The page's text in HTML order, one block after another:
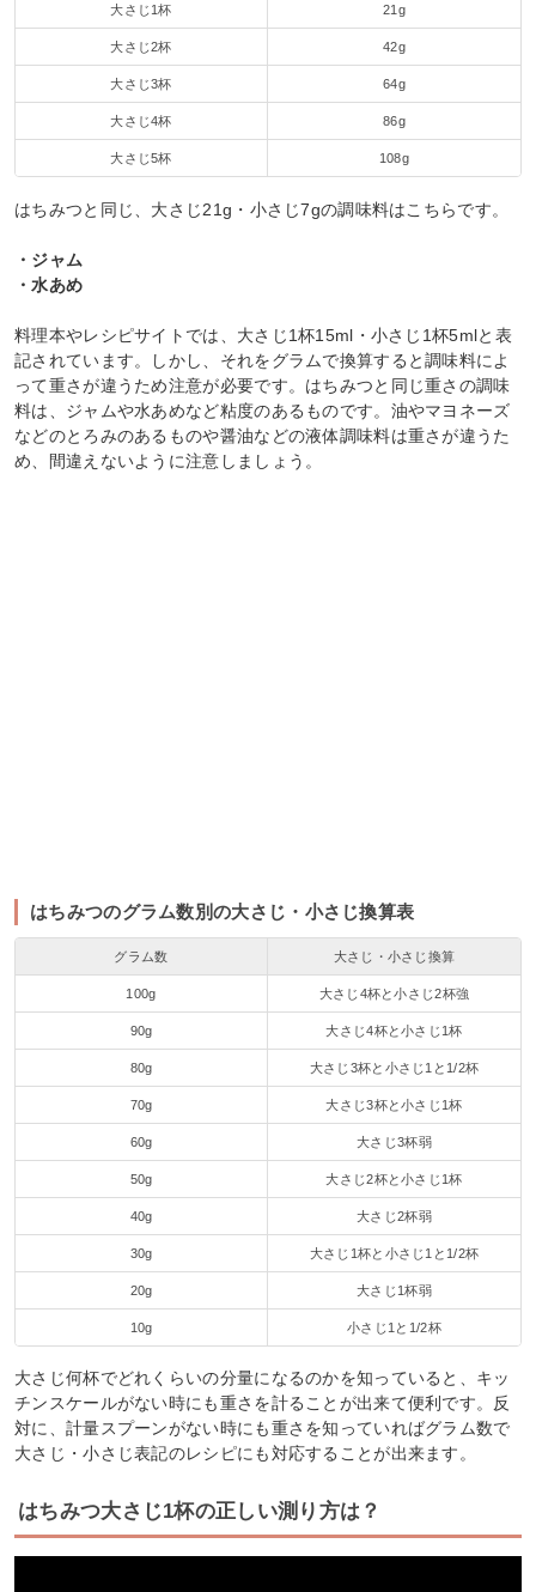
大さじ1杯 21g
大さじ2杯 42g
大さじ3杯 64g
大さじ4杯 86g
大さじ5杯 108g
はちみつと同じ、大さじ21g・小さじ7gの調味料はこちらです。
・ジャム
・水あめ
料理本やレシピサイトでは、大さじ1杯15ml・小さじ1杯5mlと表
記されています。しかし、それをグラムで換算すると調味料によ
って重さが違うため注意が必要です。はちみつと同じ重さの調味
料は、ジャムや水あめなど粘度のあるものです。油やマヨネーズ
などのとろみのあるものや醤油などの液体調味料は重さが違うた
め、間違えないように注意しましょう。
はちみつのグラム数別の大さじ・小さじ換算表
グラム数 大さじ・小さじ換算
100g 大さじ4杯と小さじ2杯強
90g 大さじ4杯と小さじ1杯
80g 大さじ3杯と小さじ1と1/2杯
70g 大さじ3杯と小さじ1杯
60g 大さじ3杯弱
50g 大さじ2杯と小さじ1杯
40g 大さじ2杯弱
30g 大さじ1杯と小さじ1と1/2杯
20g 大さじ1杯弱
10g 小さじ1と1/2杯
大さじ何杯でどれくらいの分量になるのかを知っていると、キッ
チンスケールがない時にも重さを計ることが出来て便利です。反
対に、計量スプーンがない時にも重さを知っていればグラム数で
大さじ・小さじ表記のレシピにも対応することが出来ます。
はちみつ大さじ1杯の正しい測り方は？